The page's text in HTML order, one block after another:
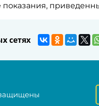
сетях